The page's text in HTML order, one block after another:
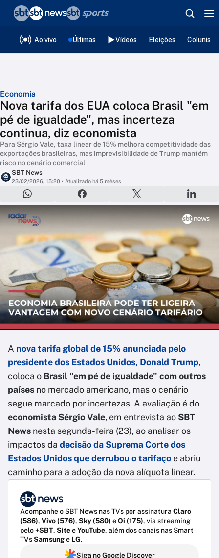
Ao vivo Últimas Vídeos Eleições
Economia
Nova tarifa dos EUA coloca Brasil "em
pé de igualdade", mas incerteza
continua, diz economista
Para Sérgio Vale, taxa linear de 15% melhora competitividade das
exportações brasileiras, mas imprevisibilidade de Trump mantém
risco no cenário comercial
SBT News
23/02/2026, 15:20 • Atualizado há 5 mêses
A nova tarifa global de 15% anunciada pelo
presidente dos Estados Unidos, Donald Trump,
coloca o Brasil "em pé de igualdade" com outros
países no mercado americano, mas o cenário
segue marcado por incertezas. A avaliação é do
economista Sérgio Vale, em entrevista ao SBT
News nesta segunda-feira (23), ao analisar os
impactos da decisão da Suprema Corte dos
Estados Unidos que derrubou o tarifaço e abriu
caminho para a adoção da nova alíquota linear.
Acompanhe o SBT News nas TVs por assinatura Claro
(586), Vivo (576), Sky (580) eOi (175), via streaming
pelo+SBT, SiteeYouTube, além dos canais nas Smart
TVsSamsunge LG.
Siga no Google Discover
❮voltar
Editorias